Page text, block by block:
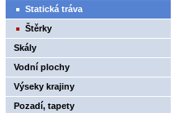
Statická tráva
Štěrky
Skály
Vodní plochy
Výseky krajiny
Pozadí, tapety